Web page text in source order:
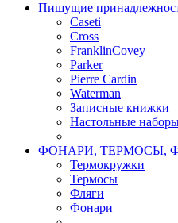
Пишущие
Caseti
Cross
FranklinCovey
Parker
Pierre Cardin
Waterman
Записные книжки
Настольные
ФОНАРИ, ТЕРМОСЫ,
Термокружки
Термосы
Фляги
Фонари